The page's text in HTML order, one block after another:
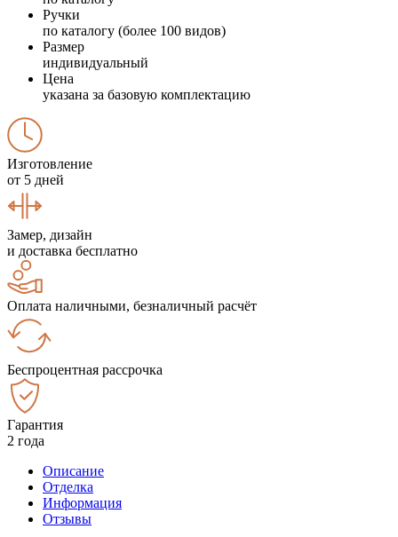
Ручки
по каталогу (более 100 видов)
Размер
индивидуальный
Цена
указана за базовую комплектацию
Изготовление
от 5 дней
Замер, дизайн
и доставка бесплатно
Оплата наличными, безналичный расчёт
Беспроцентная рассрочка
Гарантия
2 года
Описание
Отделка
Информация
Отзывы